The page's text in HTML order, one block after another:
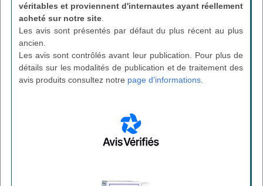
véritables et proviennent d'internautes ayant réellement
acheté sur notre site
Les avis sont présentés par défaut du plus récent au plus
ancien.
Les avis sont contrôlés avant leur publication. Pour plus de
détails sur les modalités de publication et de traitement des
avis produits consultez notre page d'informations